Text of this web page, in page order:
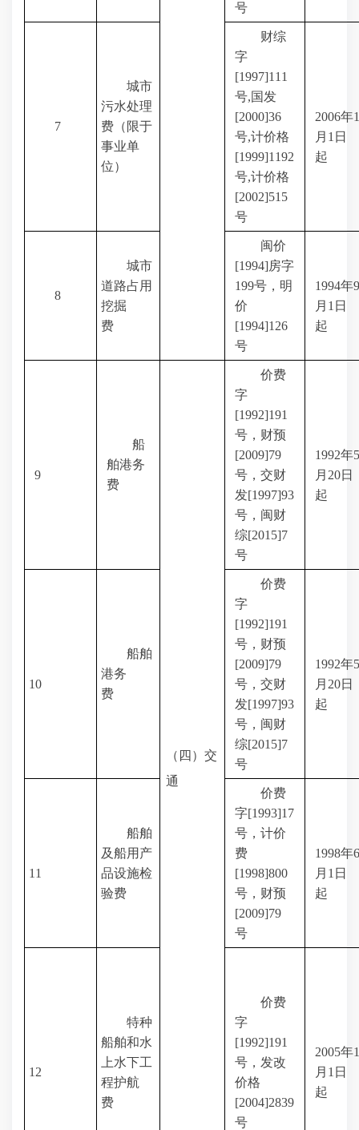
号
7
城市
污水处理
费（限于
事业单
位）
财综
字
[1997]111
号,国发
[2000]36
号,计价格
[1999]1192
号,计价格
[2002]515
号
2006年
月 1 日
起
8
城市
道路占用
挖掘
费
闽价
[1994]房字
199号，明
价
[1994]126
号
1994年
月 1 日
起
9
船
舶港务
费
（四）交
通
价费
字
[1992]191
号，财预
[2009]79
号，交财
发[1997]93
号，闽财
综[2015]7
号
1992年
月 20日
起
10
船舶
港务
费
价费
字
[1992]191
号，财预
[2009]79
号，交财
发[1997]93
号，闽财
综[2015]7
号
1992年
月 20日
起
11
船舶
及船用产
品设施检
验费
价费
字[1993]17
号，计价
费
[1998]800
号，财预
[2009]79
号
1998年
月 1 日
起
12
特种
船舶和水
上水下工
程护航
费
价费
字
[1992]191
号，发改
价格
[2004]2839
号
2005年
月 1 日
起